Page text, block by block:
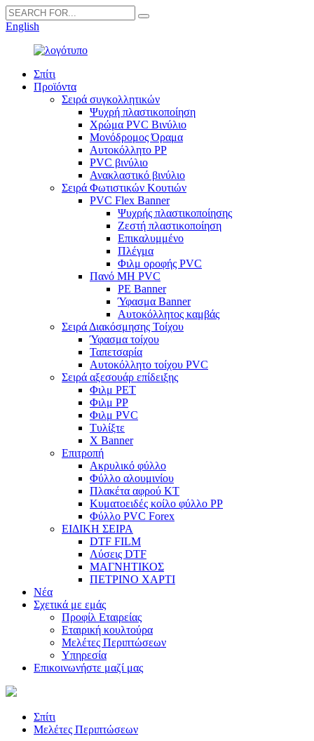
English
Σπίτι
Προϊόντα
Σειρά συγκολλητικών
Ψυχρή πλαστικοποίηση
Χρώμα PVC Βινύλιο
Μονόδρομος Όραμα
Αυτοκόλλητο PP
PVC βινύλιο
Ανακλαστικό βινύλιο
Σειρά Φωτιστικών Κουτιών
PVC Flex Banner
Ψυχρής πλαστικοποίησης
Ζεστή πλαστικοποίηση
Επικαλυμμένο
Πλέγμα
Φιλμ οροφής PVC
Πανό ΜΗ PVC
PE Banner
Ύφασμα Banner
Αυτοκόλλητος καμβάς
Σειρά Διακόσμησης Τοίχου
Ύφασμα τοίχου
Ταπετσαρία
Αυτοκόλλητο τοίχου PVC
Σειρά αξεσουάρ επίδειξης
Φιλμ PET
Φιλμ PP
Φιλμ PVC
Τυλίξτε
X Banner
Επιτροπή
Ακρυλικό φύλλο
Φύλλο αλουμινίου
Πλακέτα αφρού KT
Κυματοειδές κοίλο φύλλο PP
Φύλλο PVC Forex
ΕΙΔΙΚΗ ΣΕΙΡΑ
DTF FILM
Λύσεις DTF
ΜΑΓΝΗΤΙΚΟΣ
ΠΕΤΡΙΝΟ ΧΑΡΤΙ
Νέα
Σχετικά με εμάς
Προφίλ Εταιρείας
Εταιρική κουλτούρα
Μελέτες Περιπτώσεων
Υπηρεσία
Επικοινωνήστε μαζί μας
Σπίτι
Μελέτες Περιπτώσεων